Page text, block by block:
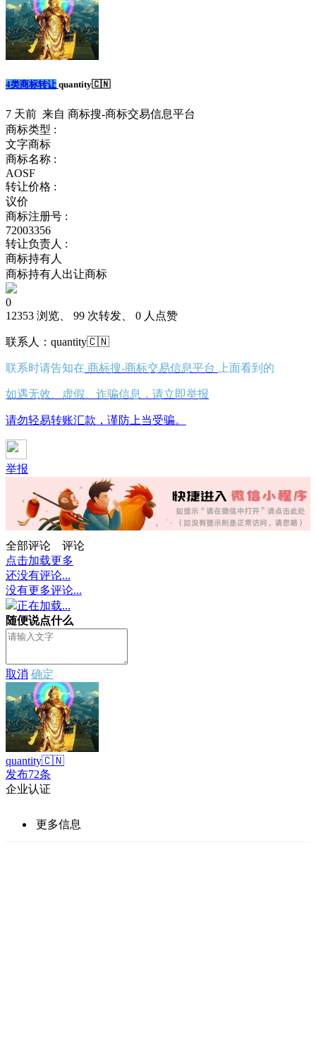
4类商标转让 quantity🇨🇳
7 天前 来自 商标搜-商标交易信息平台
商标类型 :
文字商标
商标名称 :
AOSF
转让价格 :
议价
商标注册号 :
72003356
转让负责人 :
商标持有人
商标持有人出让商标
0
12353 浏览、 99 次转发、 0 人点赞
联系人：quantity🇨🇳
联系时请告知在 商标搜-商标交易信息平台 上面看到的
如遇无效、虚假、诈骗信息，请立即举报
请勿轻易转账汇款，谨防上当受骗。
举报
全部评论
评论
点击加载更多
还没有评论...
没有更多评论...
正在加载...
随便说点什么
取消 确定
quantity🇨🇳
发布72条
企业认证
更多信息